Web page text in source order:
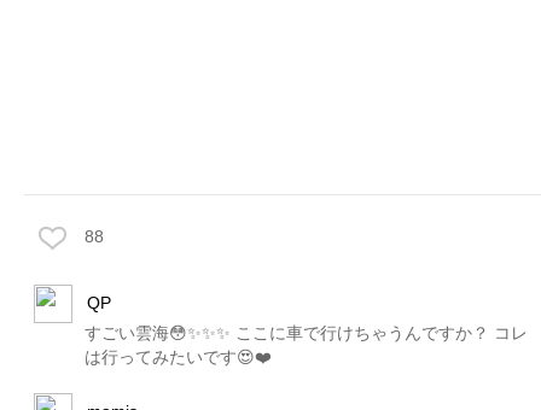
88
QP
すごい雲海😳✨✨✨ ここに車で行けちゃうんですか？ コレ
は行ってみたいです😍❤️